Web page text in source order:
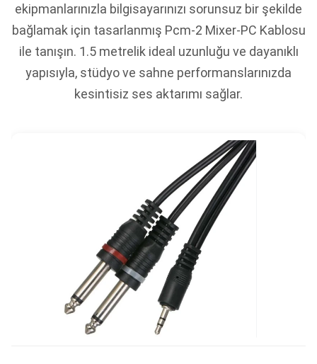
ekipmanlarınızla bilgisayarınızı sorunsuz bir şekilde
bağlamak için tasarlanmış Pcm-2 Mixer-PC Kablosu
ile tanışın. 1.5 metrelik ideal uzunluğu ve dayanıklı
yapısıyla, stüdyo ve sahne performanslarınızda
kesintisiz ses aktarımı sağlar.